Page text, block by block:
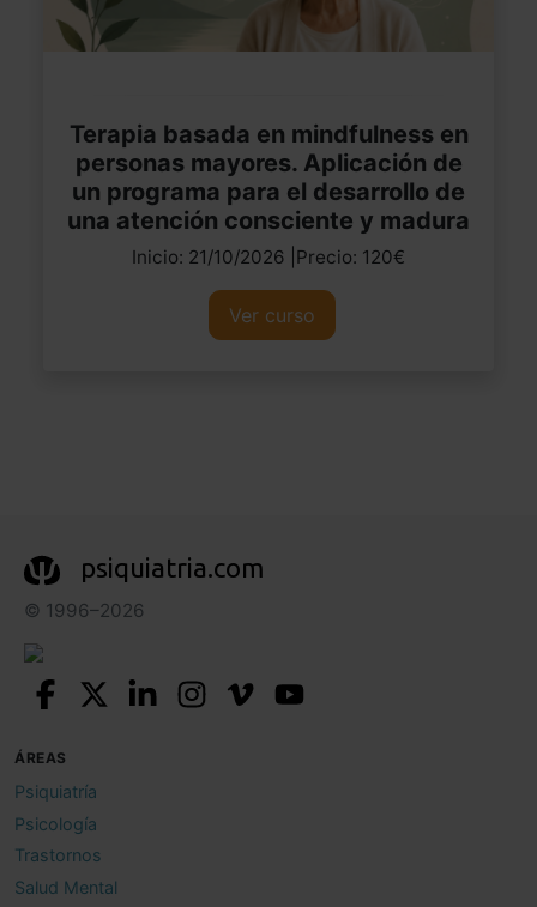
Terapia basada en mindfulness en
personas mayores. Aplicación de
un programa para el desarrollo de
una atención consciente y madura
Inicio: 21/10/2026 |Precio: 120€
Ver curso
psiquiatria.com
© 1996–2026
ÁREAS
Psiquiatría
Psicología
Trastornos
Salud Mental